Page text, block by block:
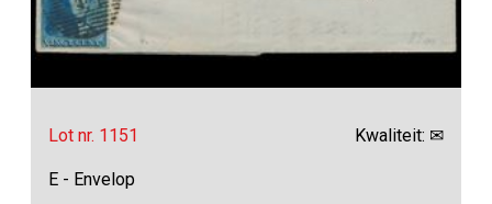
Lot nr. 1151 Kwaliteit: ✉
E - Envelop